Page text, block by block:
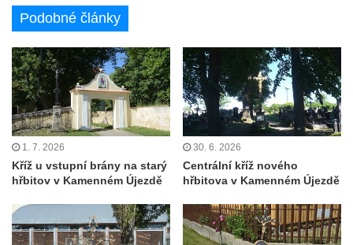
Mikulášovicích
Marchnerův (Zelený) kříž naproti domu čp.
35 v Mikulášovicích
Schneiderův kříž před domem čp. 55 v
Mikulášovicích
Kříž na Kostelní stezce v Mikulášovicích
Maazův kříž na Kostelní stezce v
Mikulášovicích
Boží muka na Kostelní stezce v
Mikulášovicích
Franzeho kříž u domu čp. 356 v
Podobné články
1. 7. 2026
Kříž u vstupní brány na starý
hřbitov v Kamenném Újezdě
30. 6. 2026
Centrální kříž nového
hřbitova v Kamenném Újezdě